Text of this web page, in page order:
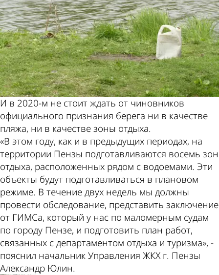
И в 2020-м не стоит ждать от чиновников
официального признания берега ни в качестве
пляжа, ни в качестве зоны отдыха.
«В этом году, как и в предыдущих периодах, на
территории Пензы подготавливаются восемь зон
отдыха, расположенных рядом с водоемами. Эти
объекты будут подготавливаться в плановом
режиме. В течение двух недель мы должны
провести обследование, представить заключение
от ГИМСа, который у нас по маломерным судам
по городу Пензе, и подготовить план работ,
связанных с департаментом отдыха и туризма», -
пояснил начальник Управления ЖКХ г. Пензы
Александр Юлин.